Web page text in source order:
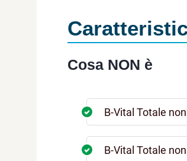
Cosa NON è
B-Vital Totale
B-Vital Totale